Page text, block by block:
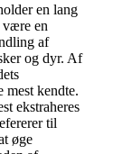
en lang
være en
af
og dyr. Af
mest kendte.
ekstraheres
til
øge